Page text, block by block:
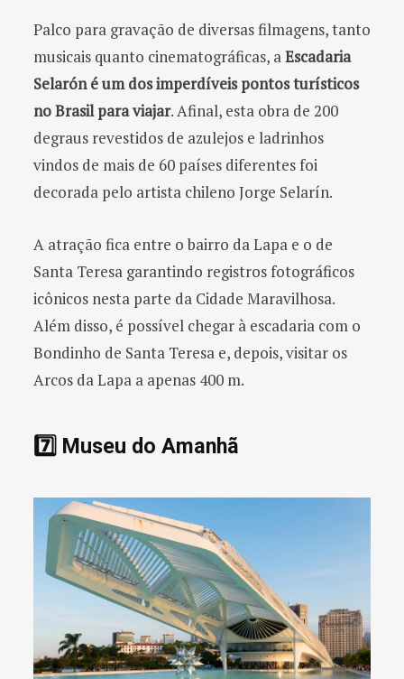
Palco para gravação de diversas filmagens, tanto
musicais quanto cinematográficas, aEscadaria
Selarón é um dos imperdíveis pontos turísticos
no Brasil para viajar. Afinal, esta obra de 200
degraus revestidos de azulejos e ladrinhos
vindos de mais de 60 países diferentes foi
decorada pelo artista chileno Jorge Selarín.
A atração fica entre o bairro da Lapa e o de
Santa Teresa garantindo registros fotográficos
icônicos nesta parte da Cidade Maravilhosa.
Além disso, é possível chegar à escadaria com o
Bondinho de Santa Teresa e, depois, visitar os
Arcos da Lapa a apenas 400 m.
7️⃣ Museu do Amanhã